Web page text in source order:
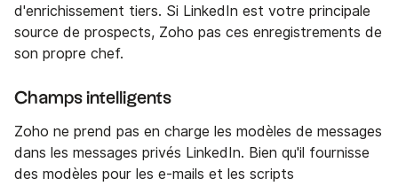
d'enrichissement tiers. Si LinkedIn est votre principale
source de prospects, Zoho pas ces enregistrements de
son propre chef.
Champs intelligents
Zoho ne prend pas en charge les modèles de messages
dans les messages privés LinkedIn. Bien qu'il fournisse
des modèles pour les e-mails et les scripts